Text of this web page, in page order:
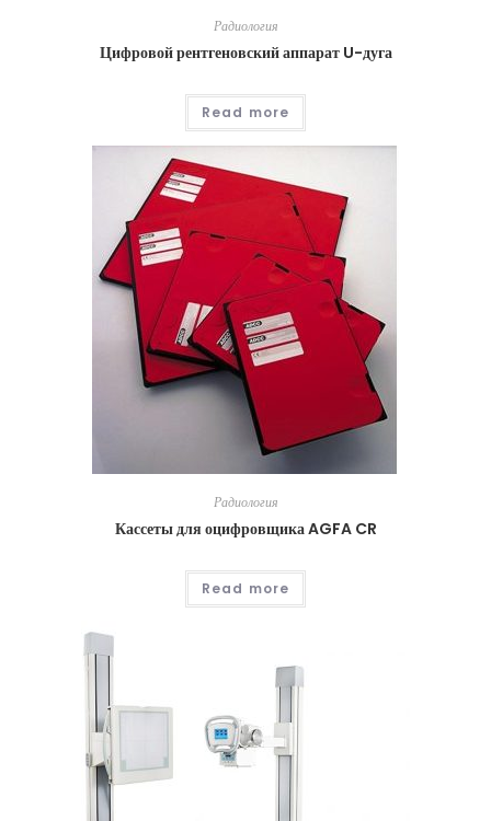
Радиология
Цифровой рентгеновский аппарат U-дуга
Read more
Радиология
Кассеты для оцифровщика AGFA CR
Read more